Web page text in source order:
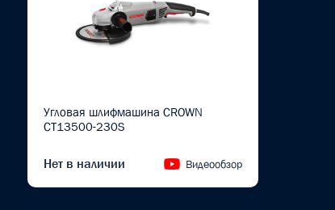
Угловая шлифмашина CROWN
CT13500-230S
Нет в наличии Видеообзор